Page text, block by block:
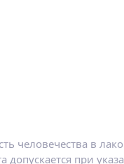
человечества в
допускается при